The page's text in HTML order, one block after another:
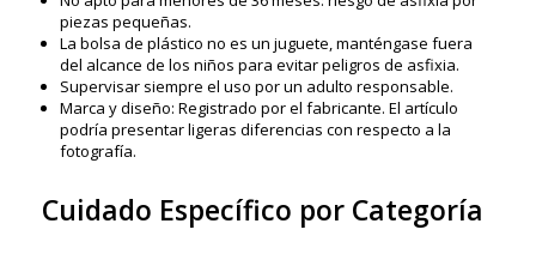
piezas pequeñas.
La bolsa de plástico no es un juguete, manténgase fuera
del alcance de los niños para evitar peligros de asfixia.
Supervisar siempre el uso por un adulto responsable.
Marca y diseño: Registrado por el fabricante. El artículo
podría presentar ligeras diferencias con respecto a la
fotografía.
Cuidado Específico por Categoría